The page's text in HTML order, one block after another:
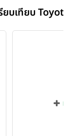
ยบเทียบ Toyota
เพิ่